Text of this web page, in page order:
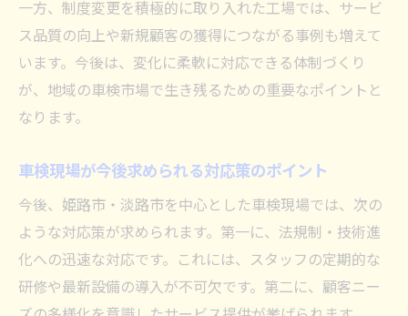
一方、制度変更を積極的に取り入れた工場では、サービ
ス品質の向上や新規顧客の獲得につながる事例も増えて
います。今後は、変化に柔軟に対応できる体制づくり
が、地域の車検市場で生き残るための重要なポイントと
なります。
車検現場が今後求められる対応策のポイント
今後、姫路市・淡路市を中心とした車検現場では、次の
ような対応策が求められます。第一に、法規制・技術進
化への迅速な対応です。これには、スタッフの定期的な
研修や最新設備の導入が不可欠です。第二に、顧客ニー